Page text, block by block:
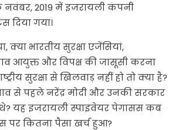
नवंबर, 2019 में इजरायली कंपनी
दिया गया।
क्या भारतीय सुरक्षा एजेंसियां,
आयुक्त और विपक्ष की जासूसी करना
सुरक्षा से खिलवाड़ नहीं हो तो क्या है?
से पहले नरेंद्र मोदी और उनकी सरकार
यह इजरायली स्पाइवेयर पेगासस कब
पर कितना पैसा खर्च हुआ?